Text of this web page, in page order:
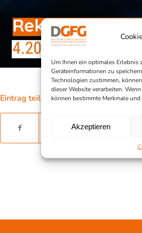
Um Ihnen ein optimales Erlebnis
Geräteinformationen zu
Technologien zustimmen,
dieser Website verarbeiten.
können bestimmte Merkmale
Akzeptieren
Eintrag teilen